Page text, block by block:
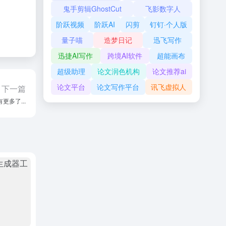
下一篇
更多了...
鬼手剪辑GhostCut
飞影数字人
阶跃视频
阶跃AI 闪剪
钉钉·个人版
量子喵
造梦日记
迅飞写作
迅捷AI写作
跨境AI软件
超能画布
超级助理
论文润色机构
论文推荐ai
论文平台
论文写作平台 讯飞虚拟人